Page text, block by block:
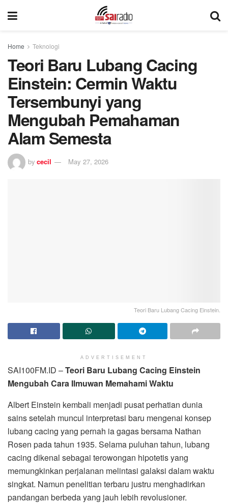
Home Teknologi
Teori Baru Lubang Cacing
Einstein: Cermin Waktu
Tersembunyi yang
Mengubah Pemahaman
Alam Semesta
by cecil May 27, 2026
Teori Baru Lubang Cacing Einstein.
ADVERTISEMENT
SAI100FM.ID –Teori Baru Lubang Cacing Einstein
Mengubah Cara Ilmuwan Memahami Waktu
Albert Einstein kembali menjadi pusat perhatian dunia
sains setelah muncul interpretasi baru mengenai konsep
lubang cacing yang pernah ia gagas bersama Nathan
Rosen pada tahun 1935. Selama puluhan tahun, lubang
cacing dikenal sebagai terowongan hipotetis yang
memungkinkan perjalanan melintasi galaksi dalam waktu
singkat. Namun penelitian terbaru justru menghadirkan
pandangan berbeda yang jauh lebih revolusioner.